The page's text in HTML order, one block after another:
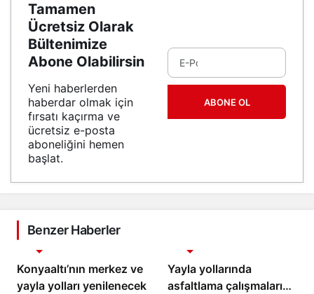
Tamamen
Ücretsiz Olarak
Bültenimize
Abone Olabilirsin
Yeni haberlerden
haberdar olmak için
fırsatı kaçırma ve
ücretsiz e-posta
aboneliğini hemen
başlat.
ABONE OL
Benzer Haberler
Konyaaltı’nın merkez ve
yayla yolları yenilenecek
Yayla yollarında
asfaltlama çalışmaları